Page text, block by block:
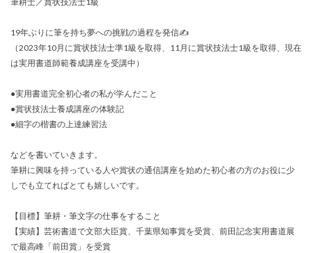
19年ぶりに筆を持ち夢への挑戦の過程を発信✍️
（2023年10月に賞状技法士準1級を取得、11月に賞状技法士1級を取得、現在
は実用書道師範養成講座を受講中）
●実用書道完全初心者の私が学んだこと
●賞状技法士養成講座の体験記
●細字の楷書の上達練習法
などを書いていきます。
筆耕に興味を持っている人や賞状の通信講座を始めた初心者の方のお役に少
しでも立てればとても嬉しいです。
【目標】筆耕・筆文字の仕事をすること
【実績】芸術書道で文部大臣賞、千葉県知事賞を受賞、前田記念実用書道展
で最高峰「前田賞」を受賞